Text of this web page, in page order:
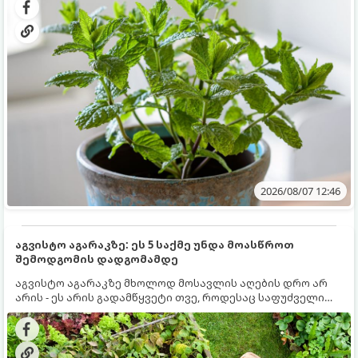
სწრაფად ვრცელდება და სხვა მცენარეებს ავიწროებს.
2026/08/07 12:46
აგვისტო აგარაკზე: ეს 5 საქმე უნდა მოასწროთ
შემოდგომის დადგომამდე
აგვისტო აგარაკზე მხოლოდ მოსავლის აღების დრო არ
არის - ეს არის გადამწყვეტი თვე, როდესაც საფუძველი
ეყრება მომავალი წლის მოსავალს და ბაღი მზადდება
შემოდგომა-ზამთრის სეზონისთვის. იმისათვის, რომ
ნიადაგმა ენერგია აღიდგინოს, ხოლო მცენარეებმა
ზამთარს გაუძლონ, აგვისტოს ბოლომდე 5